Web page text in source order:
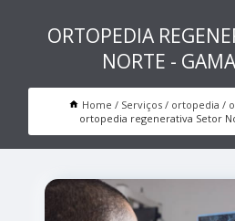
ORTOPEDIA
NORTE -
Home Serviços ortopedia
ortopedia regenerativa Setor